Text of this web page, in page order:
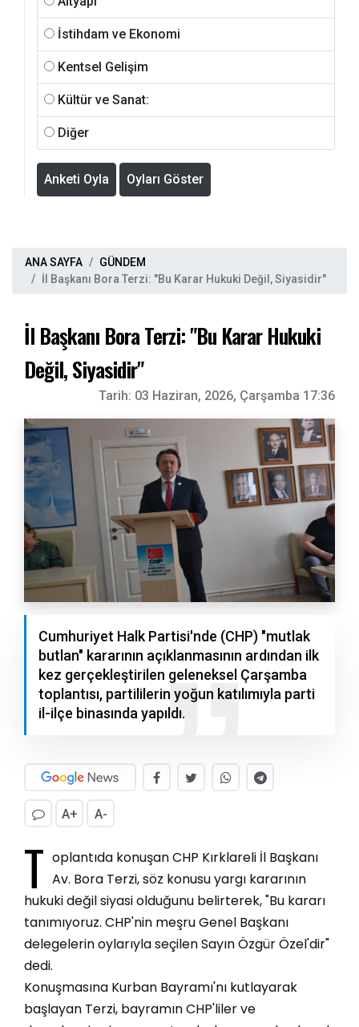
İstihdam ve Ekonomi
Kentsel Gelişim
Kültür ve Sanat:
Diğer
Anketi Oyla Oyları Göster
ANA SAYFA
GÜNDEM
İl Başkanı Bora Terzi: "Bu Karar Hukuki Değil, Siyasidir"
İl Başkanı Bora Terzi: "Bu Karar Hukuki
Değil, Siyasidir"
Tarih: 03 Haziran, 2026, Çarşamba 17:36
Cumhuriyet Halk Partisi'nde (CHP) "mutlak
butlan" kararının açıklanmasının ardından ilk
kez gerçekleştirilen geleneksel Çarşamba
toplantısı, partililerin yoğun katılımıyla parti
il-ilçe binasında yapıldı.
A+ A-
T oplantıda konuşan CHP Kırklareli İl Başkanı
Av. Bora Terzi, söz konusu yargı kararının
hukuki değil siyasi olduğunu belirterek, "Bu kararı
tanımıyoruz. CHP'nin meşru Genel Başkanı
delegelerin oylarıyla seçilen Sayın Özgür Özel'dir"
dedi.
Konuşmasına Kurban Bayramı'nı kutlayarak
başlayan Terzi, bayramın CHP'liler ve